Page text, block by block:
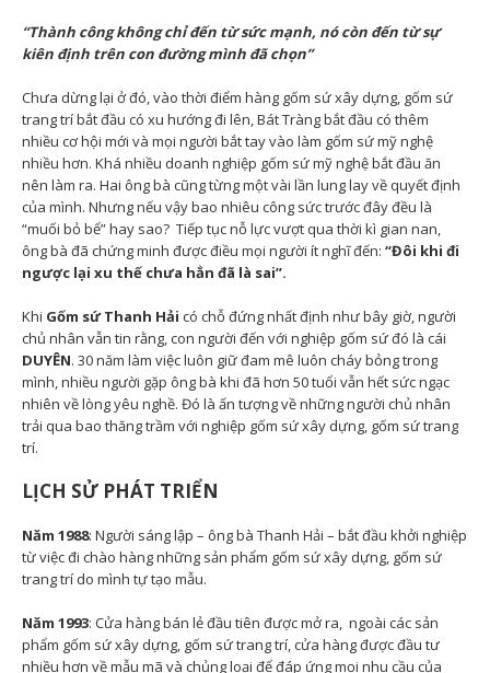
“Thành công không chỉ đến từ sức mạnh, nó còn đến từ sự
kiên định trên con đường mình đã chọn”
Chưa dừng lại ở đó, vào thời điểm hàng gốm sứ xây dựng, gốm sứ
trang trí bắt đầu có xu hướng đi lên, Bát Tràng bắt đầu có thêm
nhiều cơ hội mới và mọi người bắt tay vào làm gốm sứ mỹ nghệ
nhiều hơn. Khá nhiều doanh nghiệp gốm sứ mỹ nghệ bắt đầu ăn
nên làm ra. Hai ông bà cũng từng một vài lần lung lay về quyết định
của mình. Nhưng nếu vậy bao nhiêu công sức trước đây đều là
“muối bỏ bể” hay sao? Tiếp tục nỗ lực vượt qua thời kì gian nan,
ông bà đã chứng minh được điều mọi người ít nghĩ đến: “Đôi khi đi
ngược lại xu thế chưa hẳn đã là sai”.
Khi Gốm sứ Thanh Hải có chỗ đứng nhất định như bây giờ, người
chủ nhân vẫn tin rằng, con người đến với nghiệp gốm sứ đó là cái
DUYÊN. 30 năm làm việc luôn giữ đam mê luôn cháy bỏng trong
mình, nhiều người gặp ông bà khi đã hơn 50 tuổi vẫn hết sức ngạc
nhiên về lòng yêu nghề. Đó là ấn tượng về những người chủ nhân
trải qua bao thăng trầm với nghiệp gốm sứ xây dựng, gốm sứ trang
trí.
LỊCH SỬ PHÁT TRIỂN
Năm 1988: Người sáng lập – ông bà Thanh Hải – bắt đầu khởi nghiệp
từ việc đi chào hàng những sản phẩm gốm sứ xây dựng, gốm sứ
trang trí do mình tự tạo mẫu.
Năm 1993: Cửa hàng bán lẻ đầu tiên được mở ra, ngoài các sản
phẩm gốm sứ xây dựng, gốm sứ trang trí, cửa hàng được đầu tư
nhiều hơn về mẫu mã và chủng loại để đáp ứng mọi nhu cầu của